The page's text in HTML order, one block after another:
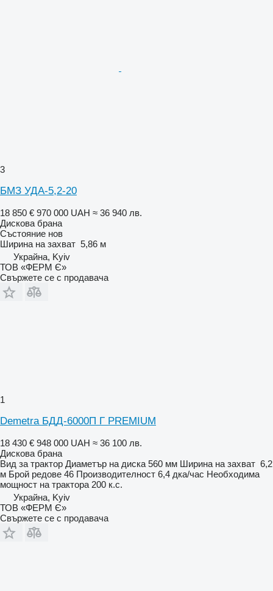
3
БМЗ УДА-5,2-20
18 850 € 970 000 UAH ≈ 36 940 лв.
Дискова брана
Състояние нов
Ширина на захват 5,86 м
Украйна, Kyiv
ТОВ «ФЕРМ Є»
Свържете се с продавача
1
Demetra БДД-6000П Г PREMIUM
18 430 € 948 000 UAH ≈ 36 100 лв.
Дискова брана
Вид за трактор Диаметър на диска 560 мм Ширина на захват 6,2
м Брой редове 46 Производителност 6,4 дка/час Необходима
мощност на трактора 200 к.с.
Украйна, Kyiv
ТОВ «ФЕРМ Є»
Свържете се с продавача